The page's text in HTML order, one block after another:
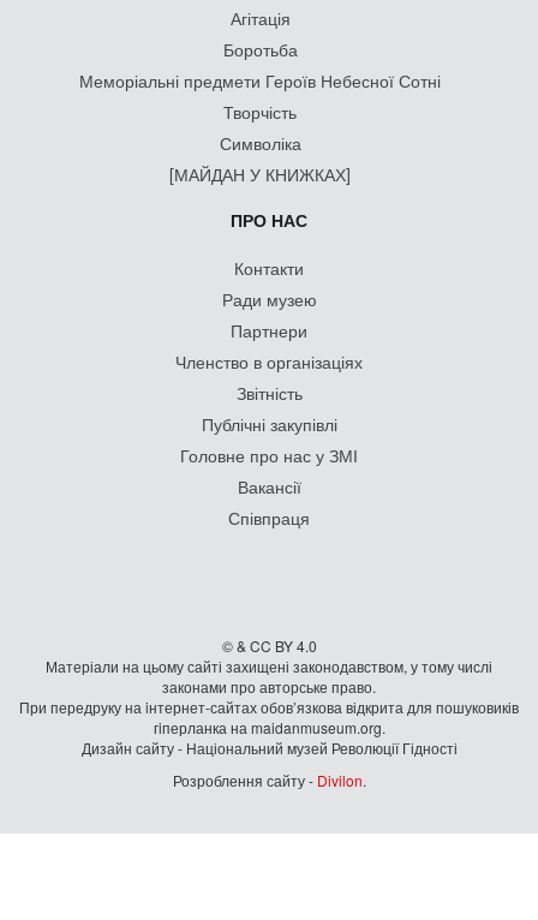
Агітація
Боротьба
Меморіальні предмети Героїв Небесної Сотні
Творчість
Символіка
[МАЙДАН У КНИЖКАХ]
ПРО НАС
Контакти
Ради музею
Партнери
Членство в організаціях
Звітність
Публічні закупівлі
Головне про нас у ЗМІ
Вакансії
Співпраця
© & CC BY 4.0
Матеріали на цьому сайті захищені законодавством, у тому числі
законами про авторське право.
При передруку на iнтернет-сайтах обов’язкова відкрита для пошуковиків
гiперланка на maidanmuseum.org.
Дизайн сайту - Національний музей Революції Гідності
Розроблення сайту - Divilon.